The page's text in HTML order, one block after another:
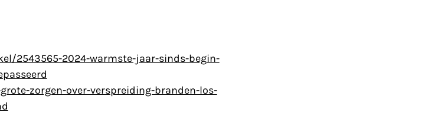
2543565-2024-warmste-jaar-sinds-begin-
zorgen-over-verspreiding-branden-los-